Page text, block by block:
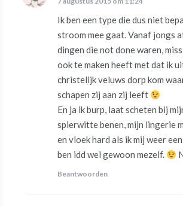
Ik ben een type die dus niet
stroom mee gaat. Vanaf jongs
dingen die not done waren,
ook te maken heeft met dat ik
christelijk veluws dorp kom
schapen zij aan zij leeft
En ja ik burp, laat scheten bij
spierwitte benen, mijn lingerie
en vloek hard als ik mij weer
ben idd wel gewoon mezelf.
Beantwoorden